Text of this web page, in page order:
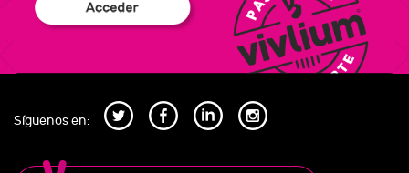
Síguenos en: